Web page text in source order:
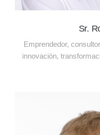
Sr.
Emprendedor,
innovación,